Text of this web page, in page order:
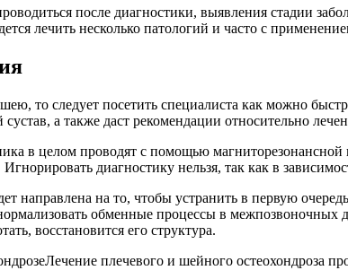
после диагностики, выявления стадии
лечить несколько патологий и часто с
то следует посетить специалиста как можно
а также даст рекомендации относительно
в целом проводят с помощью
диагностику нельзя, так как в
направлена на то, чтобы устранить в первую
обменные процессы в межпозвоночных
восстановится его структура.
Лечение плечевого и шейного остеохондроза